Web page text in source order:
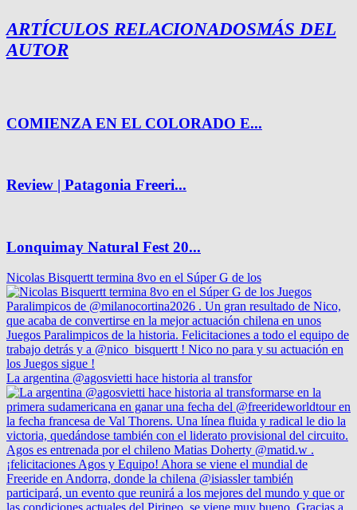
ARTÍCULOS RELACIONADOSMÁS DEL
AUTOR
COMIENZA EN EL COLORADO E...
Review | Patagonia Freeri...
Lonquimay Natural Fest 20...
Nicolas Bisquertt termina 8vo en el Súper G de los
La argentina @agosvietti hace historia al transfor